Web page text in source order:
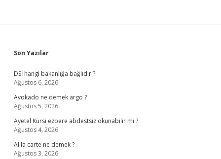
Sidebar
Son Yazılar
DSİ hangi bakanlığa bağlıdır ?
Ağustos 6, 2026
Avokado ne demek argo ?
Ağustos 5, 2026
Ayetel Kürsi ezbere abdestsiz okunabilir mi ?
Ağustos 4, 2026
Al la carte ne demek ?
Ağustos 3, 2026